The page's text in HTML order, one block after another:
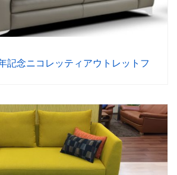
記念ニコレッティアウトレットフ